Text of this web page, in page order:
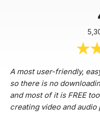
A most user-friendly,
so there is no
and most of it is FREE
creating video and